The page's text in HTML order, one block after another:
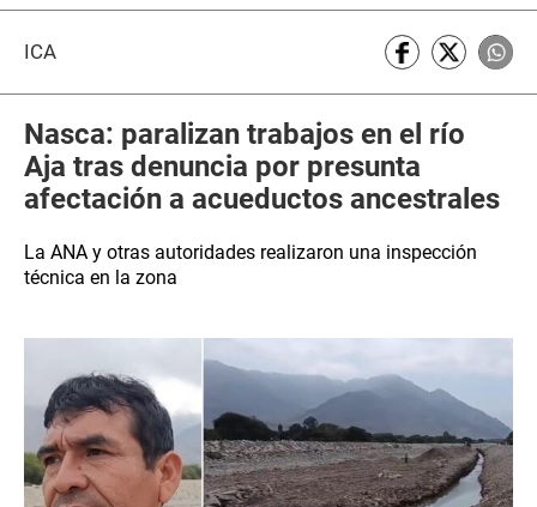
ICA
Nasca: paralizan trabajos en el río
Aja tras denuncia por presunta
afectación a acueductos ancestrales
La ANA y otras autoridades realizaron una inspección
técnica en la zona